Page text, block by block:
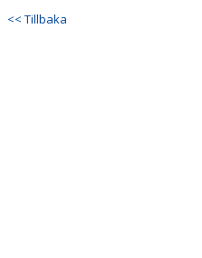
<< Tillbaka